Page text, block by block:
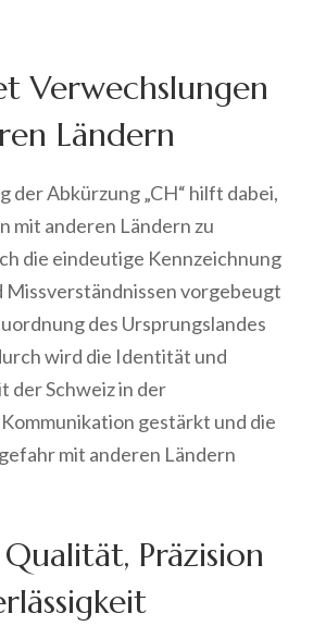
Verwechslungen
Ländern
der Abkürzung „CH“ hilft dabei,
mit anderen Ländern zu
die eindeutige Kennzeichnung
Missverständnissen vorgebeugt
des Ursprungslandes
wird die Identität und
der Schweiz in der
gestärkt und die
mit anderen Ländern
Präzision